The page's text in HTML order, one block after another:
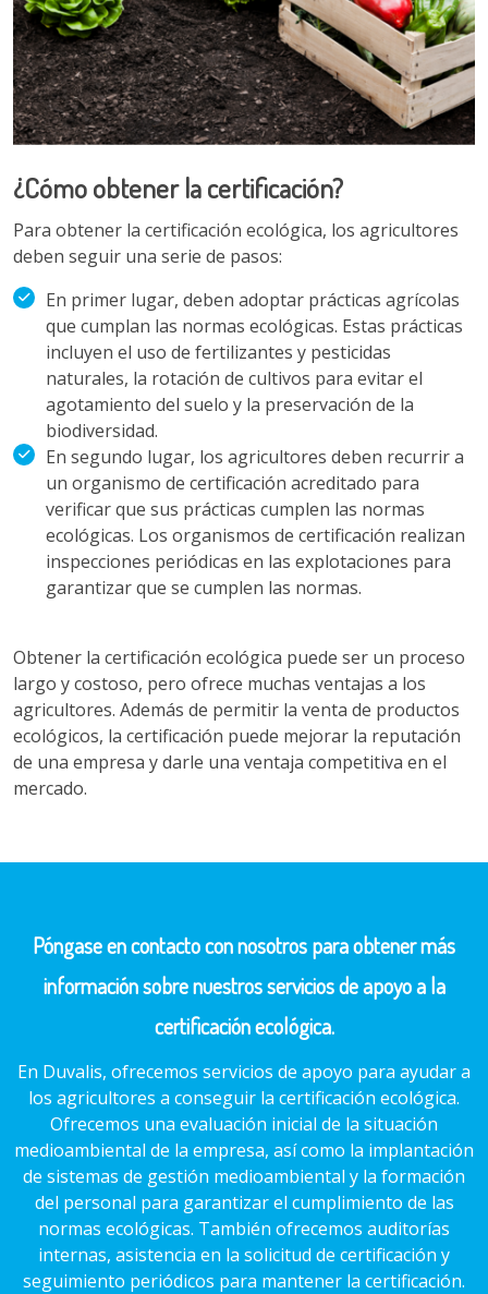
¿Cómo obtener la certificación?
Para obtener la certificación ecológica, los agricultores
deben seguir una serie de pasos:
En primer lugar, deben adoptar prácticas agrícolas
que cumplan las normas ecológicas. Estas prácticas
incluyen el uso de fertilizantes y pesticidas
naturales, la rotación de cultivos para evitar el
agotamiento del suelo y la preservación de la
biodiversidad.
En segundo lugar, los agricultores deben recurrir a
un organismo de certificación acreditado para
verificar que sus prácticas cumplen las normas
ecológicas. Los organismos de certificación realizan
inspecciones periódicas en las explotaciones para
garantizar que se cumplen las normas.
Obtener la certificación ecológica puede ser un proceso
largo y costoso, pero ofrece muchas ventajas a los
agricultores. Además de permitir la venta de productos
ecológicos, la certificación puede mejorar la reputación
de una empresa y darle una ventaja competitiva en el
mercado.
Póngase en contacto con nosotros para obtener más
información sobre nuestros servicios de apoyo a la
certificación ecológica.
En Duvalis, ofrecemos servicios de apoyo para ayudar a
los agricultores a conseguir la certificación ecológica.
Ofrecemos una evaluación inicial de la situación
medioambiental de la empresa, así como la implantación
de sistemas de gestión medioambiental y la formación
del personal para garantizar el cumplimiento de las
normas ecológicas. También ofrecemos auditorías
internas, asistencia en la solicitud de certificación y
seguimiento periódicos para mantener la certificación.